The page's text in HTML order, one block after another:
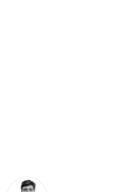
El escultor, Navarro